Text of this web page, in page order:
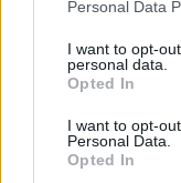
Personal Data
I want to opt-
personal data.
Opted In
I want to opt-
Personal Data.
Opted In
L
A
R
A
R A
G R
R L